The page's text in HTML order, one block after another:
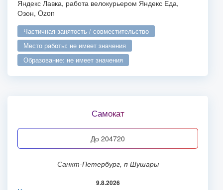
Яндекс Лавка, работа велокурьером Яндекс Еда,
Озон, Ozon
частичная занятость / совместительство
место работы: не имеет значения
образование: не имеет значения
Самокат
до 204720
Санкт-Петербург, п Шушары
9.8.2026